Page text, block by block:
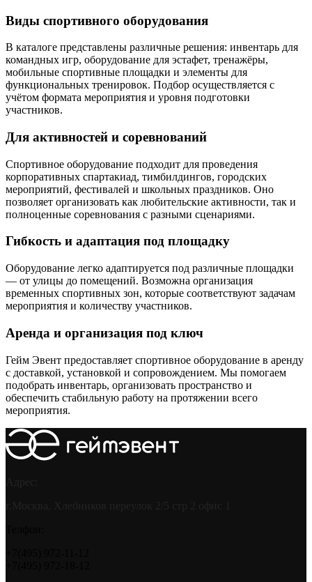
Виды спортивного оборудования
В каталоге представлены различные решения: инвентарь для
командных игр, оборудование для эстафет, тренажёры,
мобильные спортивные площадки и элементы для
функциональных тренировок. Подбор осуществляется с
учётом формата мероприятия и уровня подготовки
участников.
Для активностей и соревнований
Спортивное оборудование подходит для проведения
корпоративных спартакиад, тимбилдингов, городских
мероприятий, фестивалей и школьных праздников. Оно
позволяет организовать как любительские активности, так и
полноценные соревнования с разными сценариями.
Гибкость и адаптация под площадку
Оборудование легко адаптируется под различные площадки
— от улицы до помещений. Возможна организация
временных спортивных зон, которые соответствуют задачам
мероприятия и количеству участников.
Аренда и организация под ключ
Гейм Эвент предоставляет спортивное оборудование в аренду
с доставкой, установкой и сопровождением. Мы помогаем
подобрать инвентарь, организовать пространство и
обеспечить стабильную работу на протяжении всего
мероприятия.